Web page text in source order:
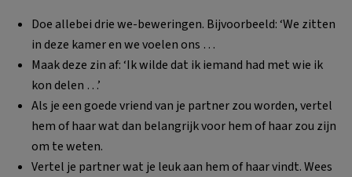
Doe allebei drie we-beweringen. Bijvoorbeeld: ‘We zitten
in deze kamer en we voelen ons …
Maak deze zin af: ‘Ik wilde dat ik iemand had met wie ik
kon delen …’
Als je een goede vriend van je partner zou worden, vertel
hem of haar wat dan belangrijk voor hem of haar zou zijn
om te weten.
Vertel je partner wat je leuk aan hem of haar vindt. Wees